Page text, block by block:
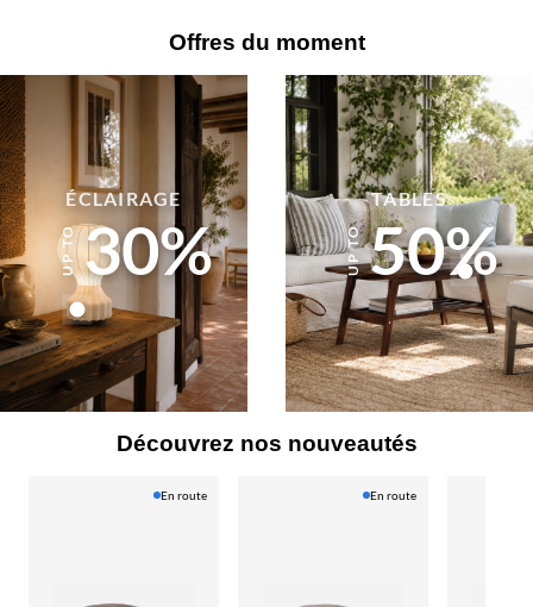
Offres du moment
ÉCLAIRAGE
30%
TABLES
50%
Découvrez nos nouveautés
En route En route